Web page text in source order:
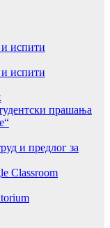
испити
испити
прашања
и предлог за
Classroom